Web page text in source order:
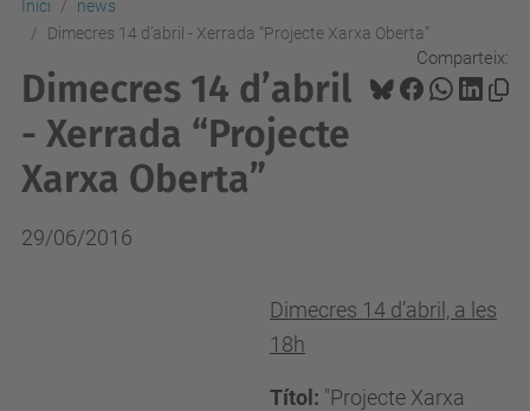
Inici
news
Dimecres 14 d’abril - Xerrada “Projecte Xarxa Oberta”
Comparteix:
Dimecres 14 d’abril
- Xerrada “Projecte
Xarxa Oberta”
29/06/2016
Dimecres 14 d’abril, a les
18h
Títol: "Projecte Xarxa